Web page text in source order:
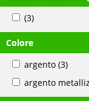
(3)
Colore
argento (3)
argento